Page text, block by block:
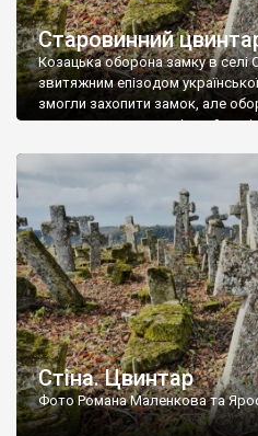
Старовинний
Козацька оборона замку в селі
звитяжним епізодом
змогли захопити замок, але
поховали на цвинтарі, який
ньому чимало хрестів 19
Стіна. Цвинтар
Фото Романа Маленкова та